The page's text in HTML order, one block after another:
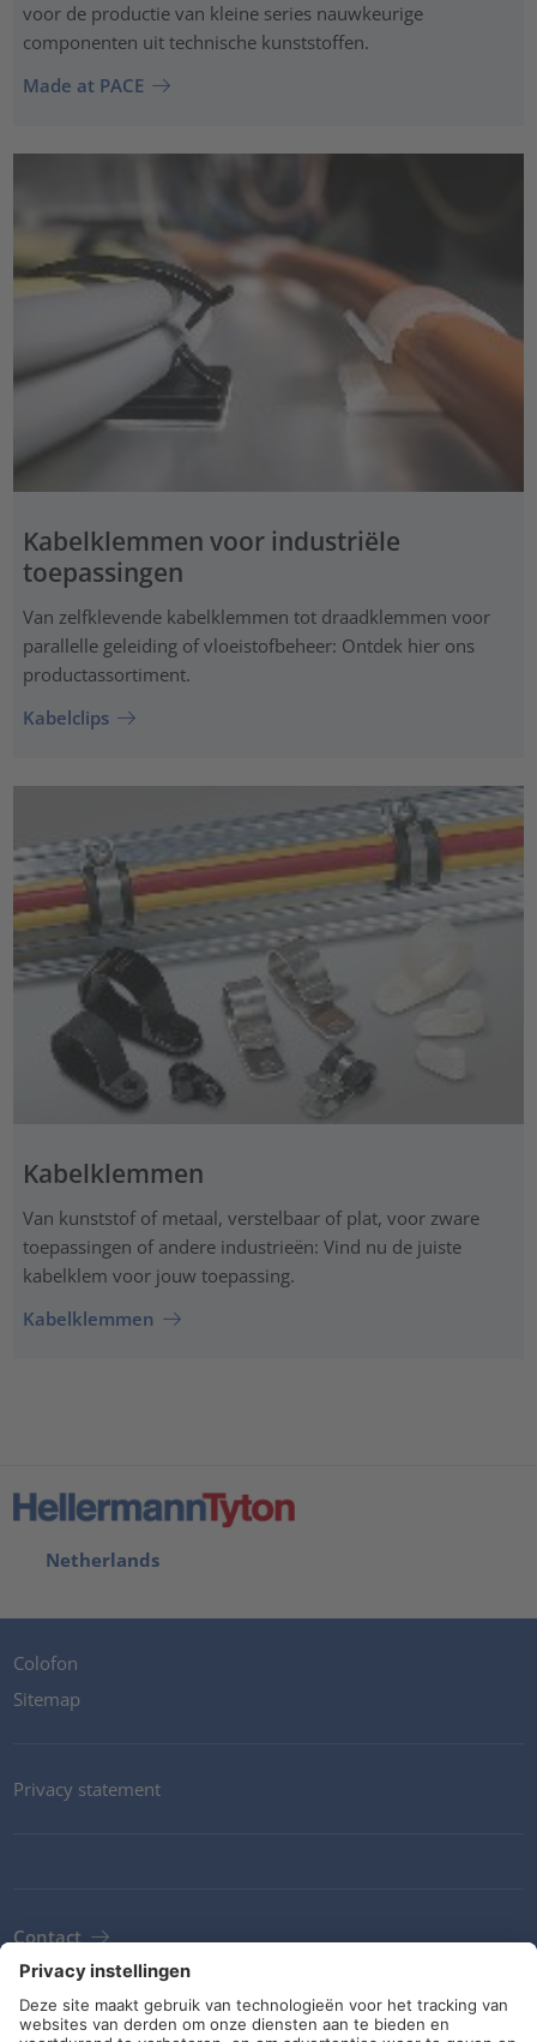
voor de productie van kleine series nauwkeurige
componenten uit technische kunststoffen.
Made at PACE
Kabelklemmen voor industriële
toepassingen
Van zelfklevende kabelklemmen tot draadklemmen voor
parallelle geleiding of vloeistofbeheer: Ontdek hier ons
productassortiment.
Kabelclips
Kabelklemmen
Van kunststof of metaal, verstelbaar of plat, voor zware
toepassingen of andere industrieën: Vind nu de juiste
kabelklem voor jouw toepassing.
Kabelklemmen
Netherlands
Colofon
Sitemap
Privacy statement
Contact
Newsletter